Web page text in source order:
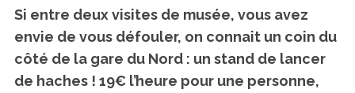
Si entre deux visites de musée, vous avez
envie de vous défouler, on connait un coin du
côté de la gare du Nord : un stand de lancer
de haches ! 19€ l’heure pour une personne,